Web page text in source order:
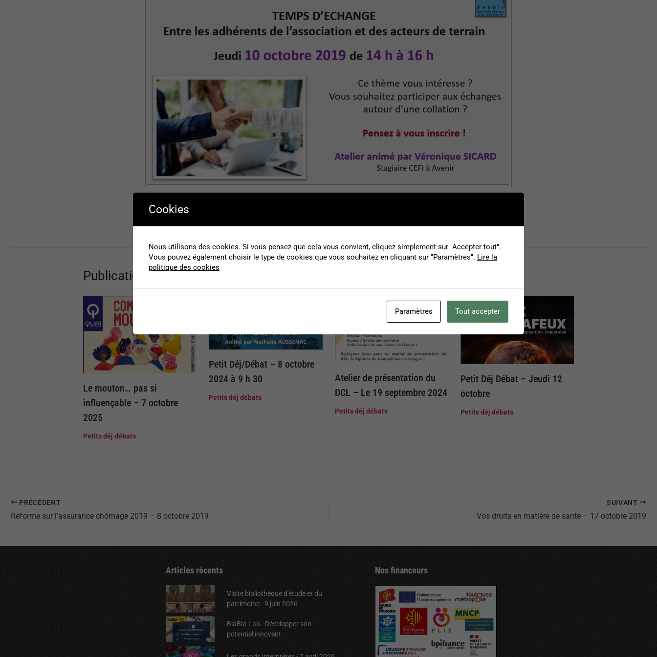
Publications similaires
Le mouton… pas si
influençable – 7 octobre
2025
Petits déj débats
Petit Déj/Débat – 8 octobre
2024 à 9 h 30
Petits déj débats
Atelier de présentation du
DCL – Le 19 septembre 2024
Petits déj débats
Petit Déj Débat – Jeudi 12
octobre
Petits déj débats
PRÉCÉDENT
Réforme sur l’assurance chômage 2019 – 8 octobre 2019
SUIVANT
Vos droits en matière de santé – 17 octobre 2019
Articles récents
Visite bibliothèque d'étude et du
patrimoine - 9 juin 2026
BlaBla-Lab - Développer son
potentiel innovent
Nos financeurs
Cookies
Nous utilisons des cookies. Si vous pensez que cela vous convient, cliquez simplement sur "Accepter tout".
Vous pouvez également choisir le type de cookies que vous souhaitez en cliquant sur "Paramètres". Lire la
politique des cookies
Paramètres Tout accepter